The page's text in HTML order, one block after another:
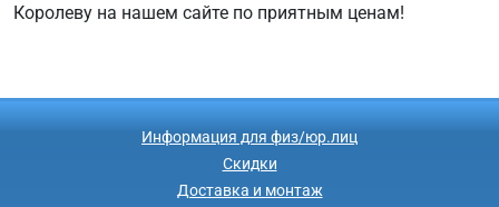
Королеву на нашем сайте по приятным ценам!
Информация для физ/юр.лиц
Скидки
Доставка и монтаж